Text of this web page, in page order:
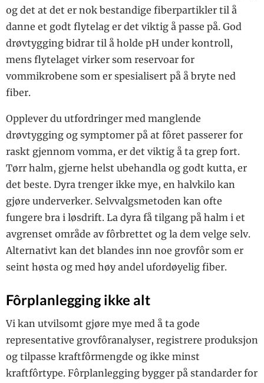
og det at det er nok bestandige fiberpartikler til å
danne et godt flytelag er det viktig å passe på. God
drøvtygging bidrar til å holde pH under kontroll,
mens flytelaget virker som reservoar for
vommikrobene som er spesialisert på å bryte ned
fiber.
Opplever du utfordringer med manglende
drøvtygging og symptomer på at fôret passerer for
raskt gjennom vomma, er det viktig å ta grep fort.
Tørr halm, gjerne helst ubehandla og godt kutta, er
det beste. Dyra trenger ikke mye, en halvkilo kan
gjøre underverker. Selvvalgsmetoden kan ofte
fungere bra i løsdrift. La dyra få tilgang på halm i et
avgrenset område av fôrbrettet og la dem velge selv.
Alternativt kan det blandes inn noe grovfôr som er
seint høsta og med høy andel ufordøyelig fiber.
Fôrplanlegging ikke alt
Vi kan utvilsomt gjøre mye med å ta gode
representative grovfôranalyser, registrere produksjon
og tilpasse kraftfôrmengde og ikke minst
kraftfôrtype. Fôrplanlegging bygger på standarder for